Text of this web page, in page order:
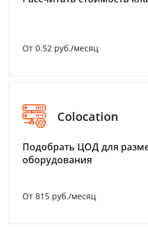
От 0.52 руб./месяц
Colocation
Подобрать ЦОД для
оборудования
От 815 руб./месяц